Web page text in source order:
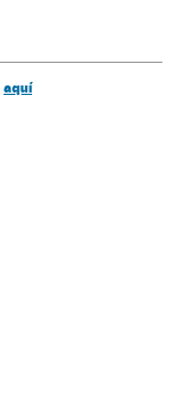
política
aquí